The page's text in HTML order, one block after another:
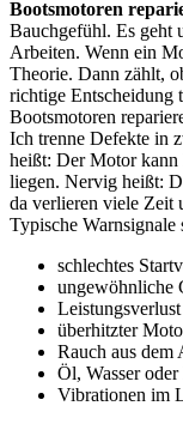
Bootsmotoren
Bauchgefühl. Es geht
Arbeiten. Wenn ein
Theorie. Dann zählt,
richtige Entscheidung
Bootsmotoren
Ich trenne Defekte in
heißt: Der Motor kann
liegen. Nervig heißt:
da verlieren viele Zeit
Typische Warnsignale
schlechtes
ungewöhnliche
Leistungsverlust
überhitzter
Rauch aus dem
Öl, Wasser
Vibrationen im